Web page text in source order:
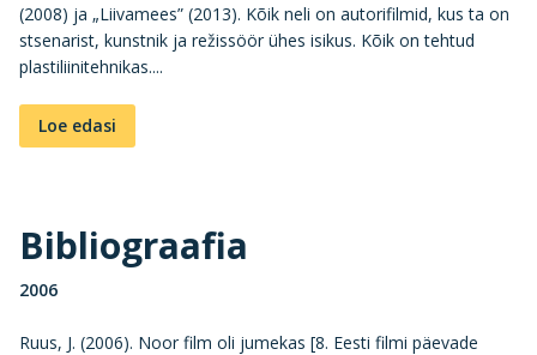
(2008) ja „Liivamees” (2013). Kõik neli on autorifilmid, kus ta on
stsenarist, kunstnik ja režissöör ühes isikus. Kõik on tehtud
plastiliinitehnikas....
Loe edasi
Bibliograafia
2006
Ruus, J. (2006). Noor film oli jumekas [8. Eesti filmi päevade